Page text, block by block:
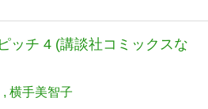
ッチ 4 (講談社コミックスな
横手美智子